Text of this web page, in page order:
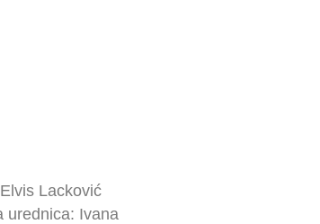
Lacković
urednica: Ivana